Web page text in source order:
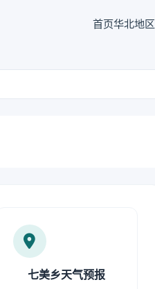
首页华北地区
七美乡天气预报